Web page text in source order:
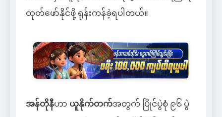
ထုတ်ဖော်နိုင်ဖို့ ရုန်းကန်ခဲ့ရပါတယ်။
အန်တိုနီဟာ ယူနိုက်တက်အတွက် ပြိုင်ပွဲစုံ ၉၆ ပွဲ